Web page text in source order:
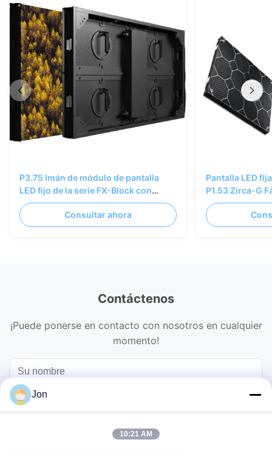
P3.75 Imán de módulo de pantalla
LED fijo de la serie FX-Block con
diseño de cerradura para interiores
Consultar ahora
Pantalla LED
P1.53 Zirca-G
mantenimiento
Contáctenos
¡Puede ponerse en contacto con nosotros en cualquier
momento!
Jon
10:21 AM